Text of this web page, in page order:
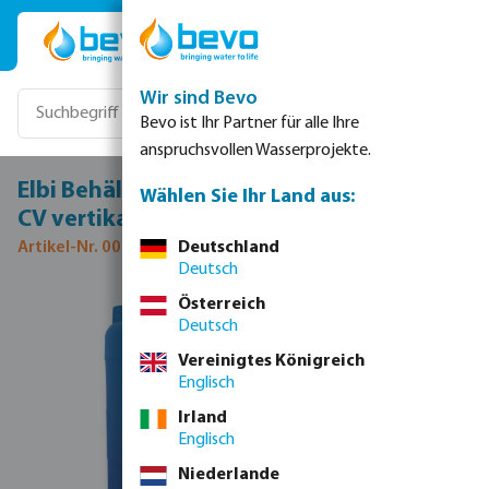
Zum Hauptinhalt springen
Elbi Behälter LDPE Blau 1500ltr WRAS Typ
CV vertikal
Artikel-Nr. 0020212
Bildergalerie überspringen
Wir sind Bevo
Bevo ist Ihr Partner für alle Ihre
anspruchsvollen Wasserprojekte.
Wählen Sie Ihr Land aus:
Deutschland
Deutsch
Österreich
Deutsch
Vereinigtes Königreich
Englisch
Irland
Englisch
Niederlande